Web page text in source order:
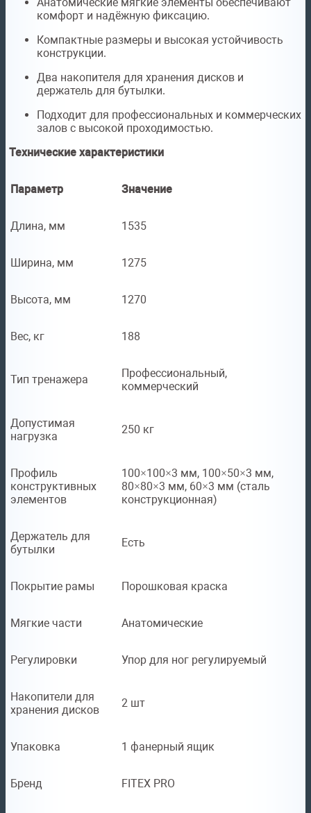
Анатомические мягкие элементы обеспечивают
комфорт и надёжную фиксацию.
Компактные размеры и высокая устойчивость
конструкции.
Два накопителя для хранения дисков и
держатель для бутылки.
Подходит для профессиональных и коммерческих
залов с высокой проходимостью.
Технические характеристики
Параметр Значение
Длина, мм 1535
Ширина, мм 1275
Высота, мм 1270
Вес, кг 188
Тип тренажера
Профессиональный,
коммерческий
Допустимая
нагрузка
250 кг
Профиль
конструктивных
элементов
100×100×3 мм, 100×50×3 мм,
80×80×3 мм, 60×3 мм (сталь
конструкционная)
Держатель для
бутылки
Есть
Покрытие рамы Порошковая краска
Мягкие части Анатомические
Регулировки Упор для ног регулируемый
Накопители для
хранения дисков
2 шт
Упаковка 1 фанерный ящик
Бренд FITEX PRO